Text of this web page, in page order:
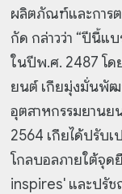
ผลิตภัณฑ์และการต
กัด กล่าวว่า “ปีนี้แ
ในปีพ.ศ. 2487 โด
ยนต์ เกียมุ่งมั่นพัฒ
อุตสาหกรรมยานย
2564 เกียได้ปรับ
โกลบอลภายใต้จุ
inspires' และปรั